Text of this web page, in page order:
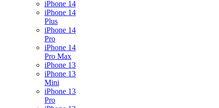
iPhone 14
iPhone 14
Plus
iPhone 14
Pro
iPhone 14
Pro Max
iPhone 13
iPhone 13
Mini
iPhone 13
Pro